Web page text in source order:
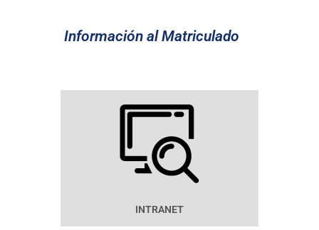
Información al Matriculado
INTRANET